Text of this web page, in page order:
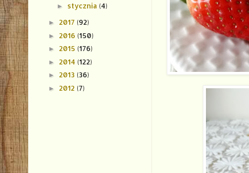
► stycznia (4)
► 2017 (92)
► 2016 (150)
► 2015 (176)
► 2014 (122)
► 2013 (36)
► 2012 (7)